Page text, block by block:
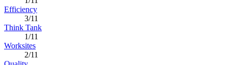
Efficiency
3/11
Think Tank
1/11
Worksites
2/11